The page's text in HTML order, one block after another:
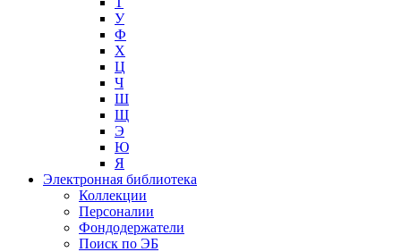
У
Ф
Х
Ц
Ч
Ш
Щ
Э
Ю
Я
Электронная библиотека
Коллекции
Персоналии
Фондодержатели
Поиск по ЭБ